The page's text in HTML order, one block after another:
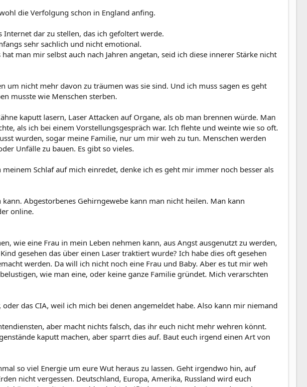
die Verfolgung schon in England anfing.
dar zu stellen, das ich gefoltert werde.
sehr sachlich und nicht emotional.
man mir selbst auch nach Jahren angetan, seid ich diese innerer Stärke nicht
um nicht mehr davon zu träumen was sie sind. Und ich muss sagen es geht
musste wie Menschen sterben.
kaputt lasern, Laser Attacken auf Organe, als ob man brennen würde. Man
als ich bei einem Vorstellungsgespräch war. Ich flehte und weinte wie so oft.
wurden, sogar meine Familie, nur um mir weh zu tun. Menschen werden
Unfälle zu bauen. Es gibt so vieles.
Schlaf auf mich einredet, denke ich es geht mir immer noch besser als
Abgestorbenes Gehirngewebe kann man nicht heilen. Man kann
online.
wie eine Frau in mein Leben nehmen kann, aus Angst ausgenutzt zu werden,
gesehen das über einen Laser traktiert wurde? Ich habe dies oft gesehen
werden. Da will ich nicht noch eine Frau und Baby. Aber es tut mir weh
wie man eine, oder keine ganze Familie gründet. Mich verarschten
das CIA, weil ich mich bei denen angemeldet habe. Also kann mir niemand
aber macht nichts falsch, das ihr euch nicht mehr wehren könnt.
kaputt machen, aber sparrt dies auf. Baut euch irgend einen Art von
so viel Energie um eure Wut heraus zu lassen. Geht irgendwo hin, auf
nicht vergessen. Deutschland, Europa, Amerika, Russland wird euch